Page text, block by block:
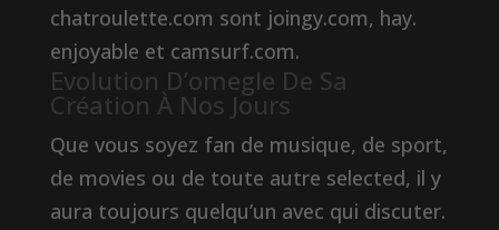
chatroulette.com sont joingy.com, hay.
enjoyable et camsurf.com.
Evolution D’omegle De Sa
Création À Nos Jours
Que vous soyez fan de musique, de sport,
de movies ou de toute autre selected, il y
aura toujours quelqu’un avec qui discuter.